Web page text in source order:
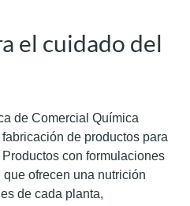
el cuidado del
de Comercial Química
de productos para
con formulaciones
ofrecen una nutrición
de cada planta,